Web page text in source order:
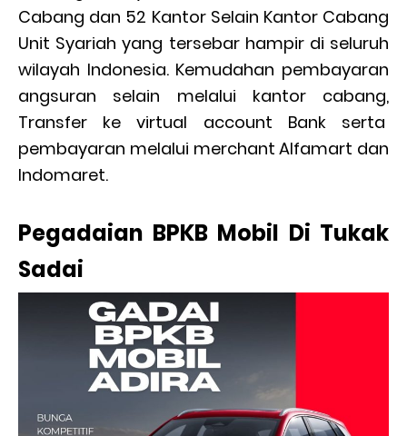
Cabang dan 52 Kantor Selain Kantor Cabang
Unit Syariah yang tersebar hampir di seluruh
wilayah Indonesia. Kemudahan pembayaran
angsuran selain melalui kantor cabang,
Transfer ke virtual account Bank serta
pembayaran melalui merchant Alfamart dan
Indomaret.
Pegadaian BPKB Mobil Di Tukak
Sadai